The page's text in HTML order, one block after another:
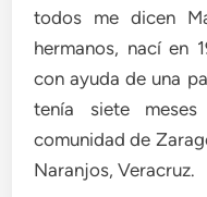
todos me dicen
hermanos, nací en
con ayuda de una
tenía siete
comunidad de
Naranjos, Veracruz.